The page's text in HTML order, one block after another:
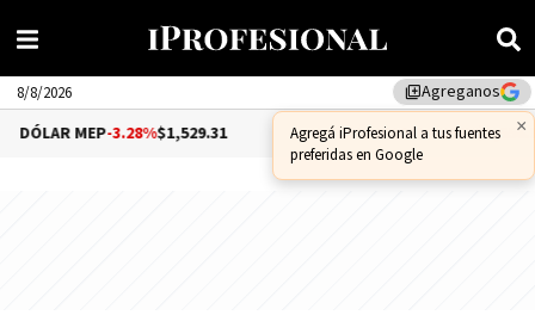
library_addAgreganos
×
Agregá iProfesional a tus fuentes
preferidas en Google
8/8/2026
DÓLAR MEP-3.28%$1,529.31 DÓLAR CCL -1.25%